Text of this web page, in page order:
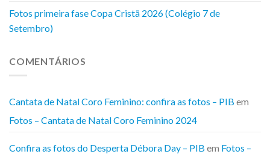
Fotos primeira fase Copa Cristã 2026 (Colégio 7 de
Setembro)
COMENTÁRIOS
Cantata de Natal Coro Feminino: confira as fotos – PIB em
Fotos – Cantata de Natal Coro Feminino 2024
Confira as fotos do Desperta Débora Day – PIB em Fotos –